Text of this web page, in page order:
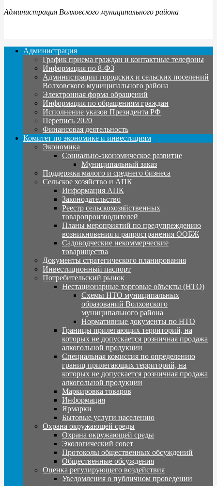
Администрация Волховского муниципального района
Администрация
График приема граждан и контактные телефоны
Информация по 8-ФЗ
Администрации городских и сельских поселений
Волховского муниципального района
Электронная форма обращений
Информация по обращениям граждан
Исполнение указов Президента РФ
Перепись 2020
Финансовая деятельность
Комитет по экономике и инвестициям
Экономика
Социально-экономическое развитие
Муниципальный заказ
Поддержка малого и среднего бизнеса
Сельское хозяйство и АПК
Информация АПК
Законодательство
Реестр сельскохозяйственных
товаропроизводителей
Планы мероприятий по предупреждению
возникновения и рапространения ООБЖ
Садоводческие некоммерческие
товарищества
Документы стратегического планирования
Инвестиционный паспорт
Потребительский рынок
Нестационарные торговые объекты (НТО)
Схемы НТО муниципальных
образований Волховского
муниципального района
Нормативные документы по НТО
Границы прилегающих территорий, на
которых не допускается розничная продажа
алкогольной продукции
Специальная комиссия по определению
границ прилегающих территорий, на
которых не допускается розничная продажа
алкогольной продукции
Маркировка товаров
Информация
Ярмарки
Бытовые услуги населению
Охрана окружающей среды
Охрана окружающей среды
Экологический совет
Протоколы общественных обсуждений
Общественные обсуждения
Оценка регулирующего воздействия
Уведомления о публичном проведении